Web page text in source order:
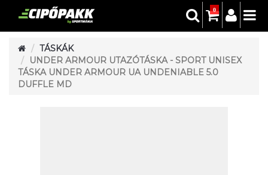
0
TÁSKÁK
UNDER ARMOUR UTAZÓTÁSKA - SPORT UNISEX
TÁSKA UNDER ARMOUR UA UNDENIABLE 5.0
DUFFLE MD